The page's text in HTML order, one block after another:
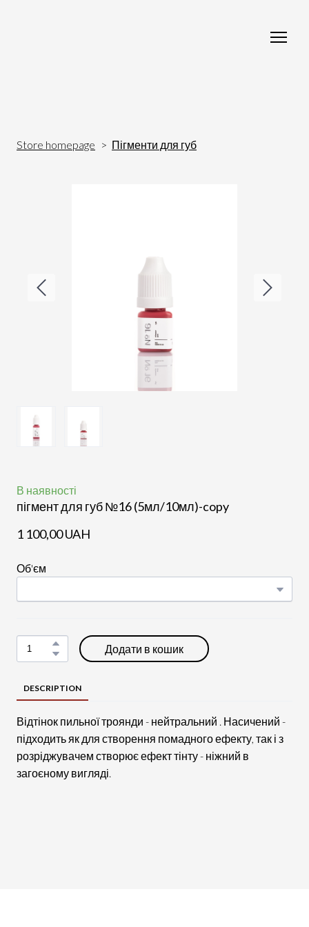
Store homepage Пігменти для губ
В наявності
пігмент для губ №16 (5мл/10мл)-copy
1 100,00 UAH
Об'єм
Додати в кошик
DESCRIPTION
Відтінок пильної троянди - нейтральний . Насичений -
підходить як для створення помадного ефекту, так і з
розріджувачем створює ефект тінту - ніжний в
загоєному вигляді.